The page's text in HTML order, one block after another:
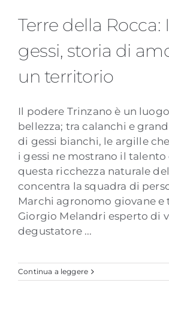
storia di amore verso
Terre della Rocca:
gessi, storia di
un territorio
Il podere Trinzano è un
bellezza; tra calanchi e
di gessi bianchi, le argille
i gessi ne mostrano il
questa ricchezza naturale
concentra la squadra di
Marchi agronomo giovane e
Giorgio Melandri esperto di
degustatore ...
Continua a leggere